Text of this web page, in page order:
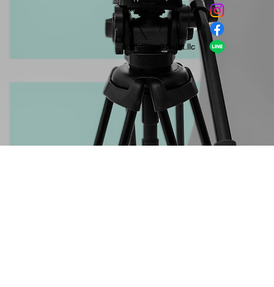
​Facebook
company＠habit.llc